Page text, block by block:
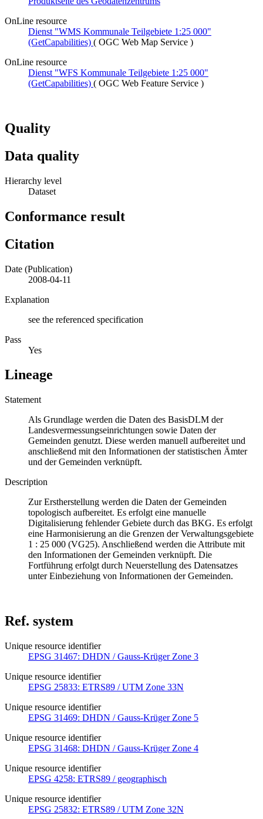
OnLine resource
Dienst "WMS Kommunale Teilgebiete 1:25 000"
(GetCapabilities) ( OGC Web Map Service )
OnLine resource
Dienst "WFS Kommunale Teilgebiete 1:25 000"
(GetCapabilities) ( OGC Web Feature Service )
Quality
Data quality
Hierarchy level
Dataset
Conformance result
Citation
Date (Publication)
2008-04-11
Explanation
see the referenced specification
Pass
Yes
Lineage
Statement
Als Grundlage werden die Daten des BasisDLM der
Landesvermessungseinrichtungen sowie Daten der
Gemeinden genutzt. Diese werden manuell aufbereitet und
anschließend mit den Informationen der statistischen Ämter
und der Gemeinden verknüpft.
Description
Zur Erstherstellung werden die Daten der Gemeinden
topologisch aufbereitet. Es erfolgt eine manuelle
Digitalisierung fehlender Gebiete durch das BKG. Es erfolgt
eine Harmonisierung an die Grenzen der Verwaltungsgebiete
1 : 25 000 (VG25). Anschließend werden die Attribute mit
den Informationen der Gemeinden verknüpft. Die
Fortführung erfolgt durch Neuerstellung des Datensatzes
unter Einbeziehung von Informationen der Gemeinden.
Ref. system
Unique resource identifier
EPSG 31467: DHDN / Gauss-Krüger Zone 3
Unique resource identifier
EPSG 25833: ETRS89 / UTM Zone 33N
Unique resource identifier
EPSG 31469: DHDN / Gauss-Krüger Zone 5
Unique resource identifier
EPSG 31468: DHDN / Gauss-Krüger Zone 4
Unique resource identifier
EPSG 4258: ETRS89 / geographisch
Unique resource identifier
EPSG 25832: ETRS89 / UTM Zone 32N